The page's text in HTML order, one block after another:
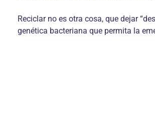
Reciclar no es otra cosa, que dejar
genética bacteriana que permita la